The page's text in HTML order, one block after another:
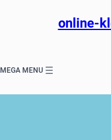
online-
MEGA MENU